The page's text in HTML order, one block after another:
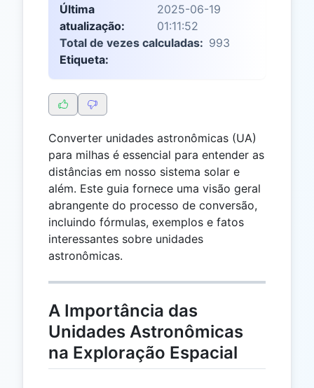
Última
atualização:
2025-06-19
01:11:52
Total de vezes calculadas: 993
Etiqueta:
Converter unidades astronômicas (UA)
para milhas é essencial para entender as
distâncias em nosso sistema solar e
além. Este guia fornece uma visão geral
abrangente do processo de conversão,
incluindo fórmulas, exemplos e fatos
interessantes sobre unidades
astronômicas.
A Importância das
Unidades Astronômicas
na Exploração Espacial